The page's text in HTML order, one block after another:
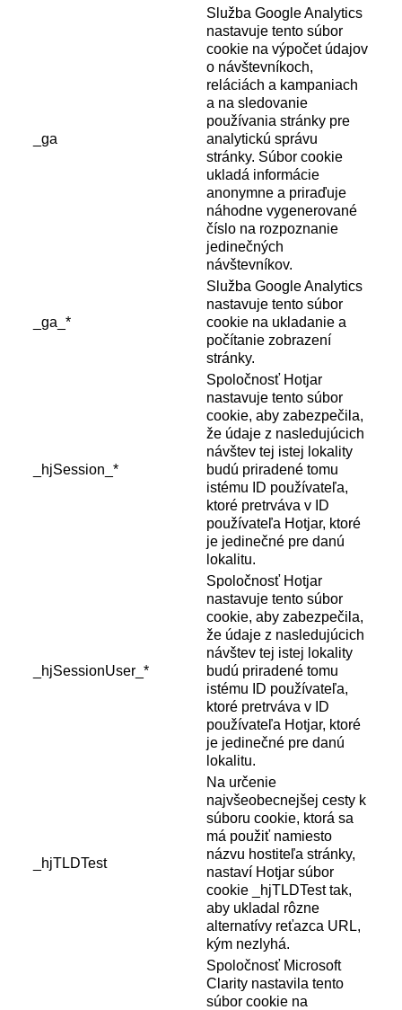
_ga
Služba Google Analytics
nastavuje tento súbor
cookie na výpočet údajov
o návštevníkoch,
reláciách a kampaniach
a na sledovanie
používania stránky pre
analytickú správu
stránky. Súbor cookie
ukladá informácie
anonymne a priraďuje
náhodne vygenerované
číslo na rozpoznanie
jedinečných
návštevníkov.
_ga_*
Služba Google Analytics
nastavuje tento súbor
cookie na ukladanie a
počítanie zobrazení
stránky.
_hjSession_*
Spoločnosť Hotjar
nastavuje tento súbor
cookie, aby zabezpečila,
že údaje z nasledujúcich
návštev tej istej lokality
budú priradené tomu
istému ID používateľa,
ktoré pretrváva v ID
používateľa Hotjar, ktoré
je jedinečné pre danú
lokalitu.
_hjSessionUser_*
Spoločnosť Hotjar
nastavuje tento súbor
cookie, aby zabezpečila,
že údaje z nasledujúcich
návštev tej istej lokality
budú priradené tomu
istému ID používateľa,
ktoré pretrváva v ID
používateľa Hotjar, ktoré
je jedinečné pre danú
lokalitu.
_hjTLDTest
Na určenie
najvšeobecnejšej cesty k
súboru cookie, ktorá sa
má použiť namiesto
názvu hostiteľa stránky,
nastaví Hotjar súbor
cookie _hjTLDTest tak,
aby ukladal rôzne
alternatívy reťazca URL,
kým nezlyhá.
Spoločnosť Microsoft
Clarity nastavila tento
súbor cookie na